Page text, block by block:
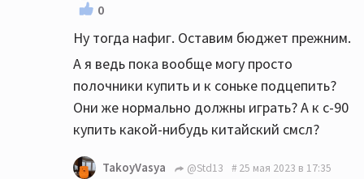
0
Ну тогда нафиг. Оставим бюджет прежним.
А я ведь пока вообще могу просто
полочники купить и к соньке подцепить?
Они же нормально должны играть? А к с-90
купить какой-нибудь китайский смсл?
TakoyVasya @Std13 25 мая 2023 в 17:35